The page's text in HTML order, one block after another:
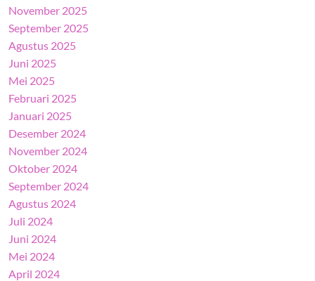
November 2025
September 2025
Agustus 2025
Juni 2025
Mei 2025
Februari 2025
Januari 2025
Desember 2024
November 2024
Oktober 2024
September 2024
Agustus 2024
Juli 2024
Juni 2024
Mei 2024
April 2024